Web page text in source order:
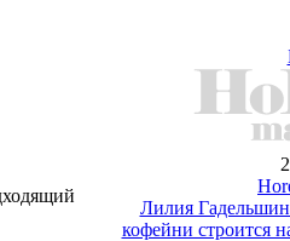
Лилия
кофейни строится